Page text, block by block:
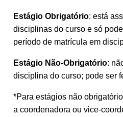
Estágio Obrigatório: está
disciplinas do curso e só
período de matrícula em
Estágio Não-Obrigatório:
disciplina do curso; pode ser
*Para estágios não
a coordenadora ou vice-